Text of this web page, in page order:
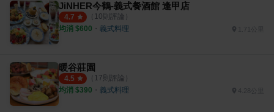
JiNHER今鶴-義式餐酒館 逢甲店
4.7 （ 10則評論）
均消 $600 ・ 義式料理
暖谷莊園
4.5 （ 17則評論）
均消 $390 ・ 義式料理 4.28公里